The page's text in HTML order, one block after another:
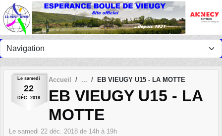
Le samedi
22
DÉC. 2018
Accueil EB VIEUGY U15 - LA MOTTE
EB VIEUGY U15 - LA
MOTTE
Le samedi 22 déc. 2018 de 14h à 19h
Panneau de gestion des cookies